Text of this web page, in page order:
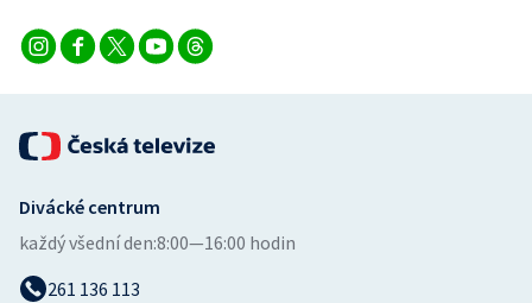
Vodní slalom
Divácké centrum
každý všední den:8:00—16:00 hodin
261 136 113